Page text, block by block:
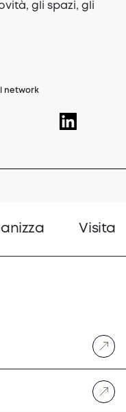
gli spazi, gli
network
in a new tab)(opens in a
Visita